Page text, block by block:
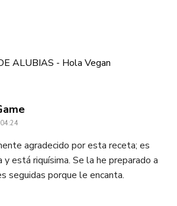
ALUBIAS - Hola Vegan
dice:
agradecido por esta receta; es
y está riquísima. Se la he preparado a
seguidas porque le encanta.